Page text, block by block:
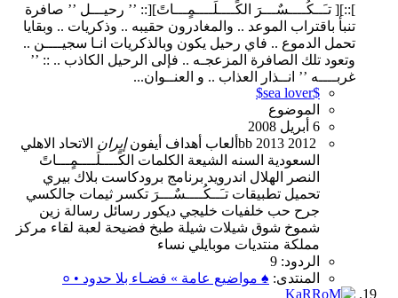
]::][ تـَــكُــــسٌـــرَ الكًــــلَــــمٍـــاتً][:: ’’ رحيـــل ’’ صافرة
تنبأ باقتراب الموعد .. والمغادرون حقيبه .. وذكريات .. وبقايا
تحمل الدموع .. فاي رحيل يكون وبالذكريات انـا سجيــــن ..
وتعود تلك الصافرة المزعجـه .. فإلى الرحيل الكاذب .. :: ’’
غربــــه ’’ انــذار العذاب .. و العنــوان...
$sea lover$
الموضوع
6 أبريل 2008
2012
2013
bb ألعاب أهداف أيفونإيران الاتحاد الاهلي
السعودية السنه الشيعة الكلمات الكًــــلَــــمٍـــاتً
النصر
الهلال اندرويد برنامج برودكاست بلاك بيري
تحميل تطبيقات تـَــكُــــسٌـــرَ تكسر ثيمات جالكسي
جرح حب خلفيات خليجي ديكور رسائل رسالة زين
شموخ شوق شيلات شيلة طبخ فضيحة لعبة لقاء مركز
مملكة منتديات موبايلي نساء
الردود: 9
المنتدى: ♠ مواضيع عامة » فضـاء بلا حدود • ०